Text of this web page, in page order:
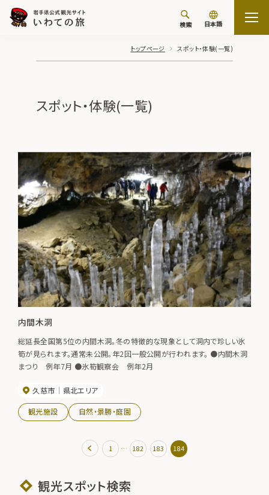
検索 日本語
トップページ スポット・体験(一覧)
スポット・体験(一覧)
内間木洞
総延長全国第5位の内間木洞。冬の特徴的な現象として洞内で珍しい氷
筍が見られます。通常未公開。年2回一般公開が行われます。 ●内間木洞
まつり 例年7月 ●氷筍観察会 例年2月
久慈市 県北エリア
観光施設 自然・景勝・庭園
1 … 182 183 184
観光スポット検索